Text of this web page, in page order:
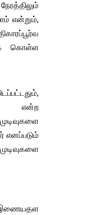
என்றும்,
கொள்ள
என்ற
எனப்படும்
இணையதள